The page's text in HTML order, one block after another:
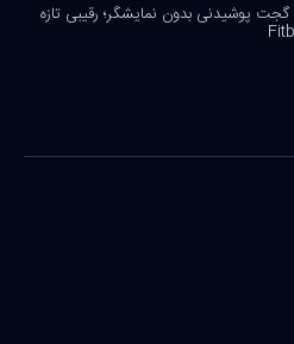
پوشیدنی بدون نمایشگر؛ رقیبی تازه